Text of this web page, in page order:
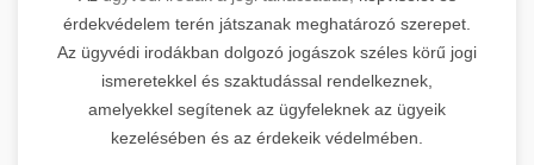
érdekvédelem terén játszanak meghatározó szerepet.
Az ügyvédi irodákban dolgozó jogászok széles körű jogi
ismeretekkel és szaktudással rendelkeznek,
amelyekkel segítenek az ügyfeleknek az ügyeik
kezelésében és az érdekeik védelmében.